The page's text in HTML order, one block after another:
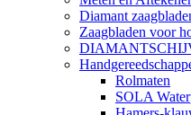
Diamant
Zaagbladen voor
Rolmaten
SOLA